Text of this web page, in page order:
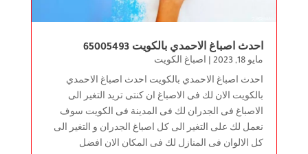
احدث اصباغ الاحمدي بالكويت 65005493
مايو 18, 2023 | اصباغ الكويت
احدث اصباغ الاحمدي بالكويت احدث اصباغ الاحمدي
بالكويت الان لك فى الاصباغ ان كنتى تريد التغير الى
الاصباغ فى الجدران لك فى المدينة فى الكويت سوف
نعمل لك على التغير الى كل اصباغ الجدران و التغير الى
كل الالوان فى المنازل لك فى المكان الان افضل